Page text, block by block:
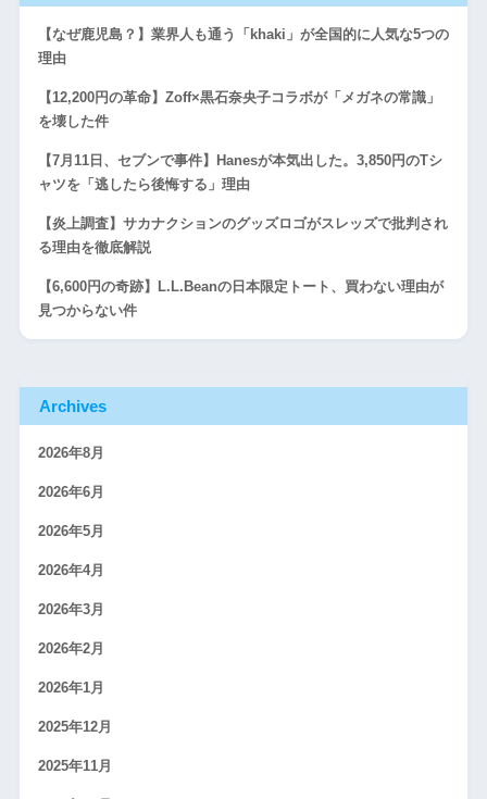
【なぜ鹿児島？】業界人も通う「khaki」が全国的に人気な5つの
理由
【12,200円の革命】Zoff×黒石奈央子コラボが「メガネの常識」
を壊した件
【7月11日、セブンで事件】Hanesが本気出した。3,850円のTシ
ャツを「逃したら後悔する」理由
【炎上調査】サカナクションのグッズロゴがスレッズで批判され
る理由を徹底解説
【6,600円の奇跡】L.L.Beanの日本限定トート、買わない理由が
見つからない件
Archives
2026年8月
2026年6月
2026年5月
2026年4月
2026年3月
2026年2月
2026年1月
2025年12月
2025年11月